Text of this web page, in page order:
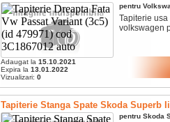
Adaugat la 15.10.2021
Expira la 13.01.2022
Vizualizari: 0
pentru
Tapiterie
volkswagen
Tapiterie Stanga Spate Skoda Superb
pentru Skoda